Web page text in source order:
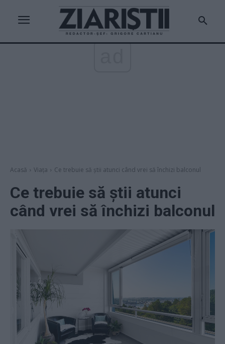
Acasă Viața Ce trebuie să știi atunci când vrei să închizi balconul
Ce trebuie să știi atunci
când vrei să închizi balconul